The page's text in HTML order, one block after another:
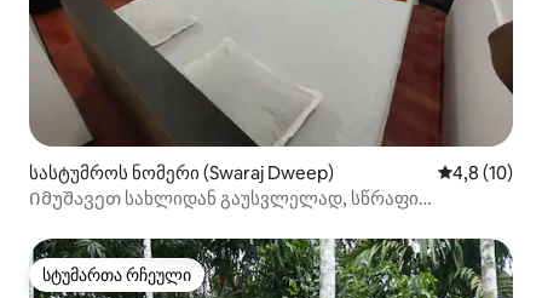
სასტუმროს ნომერი (Swaraj Dweep) საშუალო
4,8 (10)
Იმუშავეთ სახლიდან გაუსვლელად, სწრაფი
სტუმართა რჩეული
სტუმართა რჩეული